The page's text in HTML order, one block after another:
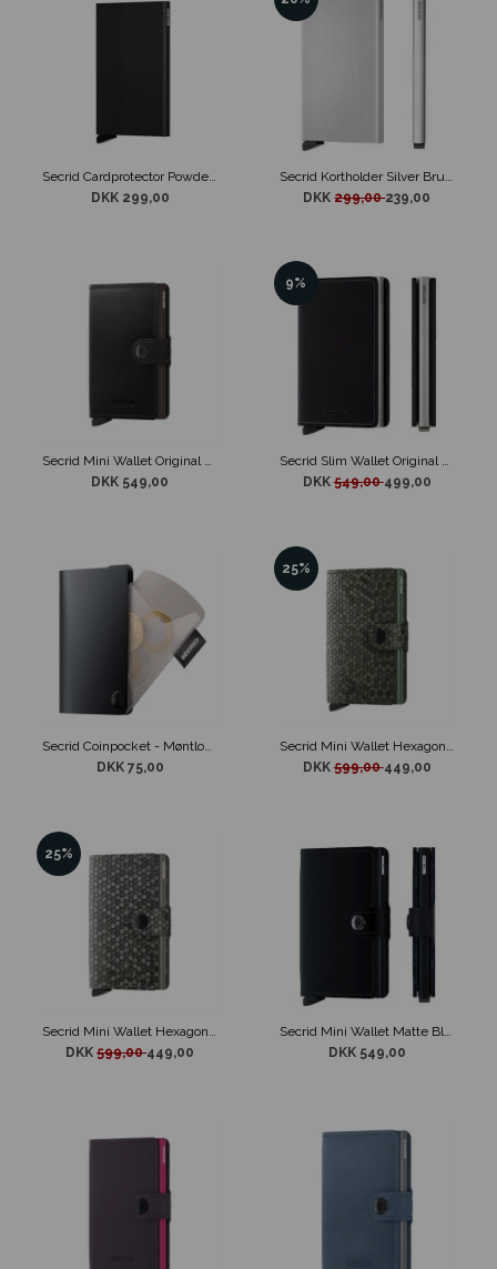
DKK 299,00
DKK299,00239,00
Secrid Mini Wallet Original Black & Brown
DKK 549,00
9%
Secrid Slim Wallet Original Sort
DKK549,00499,00
Secrid Coinpocket - Møntlomme til Secrid Punge
DKK 75,00
25%
Secrid Mini Wallet Hexagon Grøn
DKK599,00449,00
25%
DKK599,00449,00
DKK 549,00